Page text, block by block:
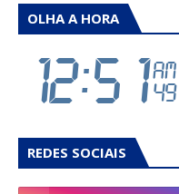
OLHA A HORA
REDES SOCIAIS